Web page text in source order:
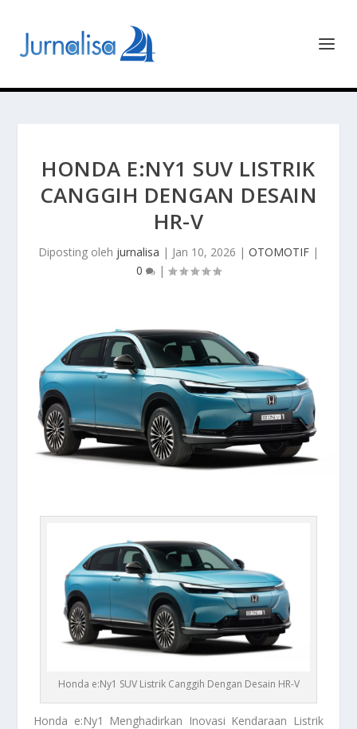
HONDA E:NY1 SUV LISTRIK
CANGGIH DENGAN DESAIN
HR-V
Diposting oleh jurnalisa | Jan 10, 2026 | OTOMOTIF |
0
|
Honda e:Ny1 SUV Listrik Canggih Dengan Desain HR-V
Honda e:Ny1
Menghadirkan Inovasi Kendaraan Listrik